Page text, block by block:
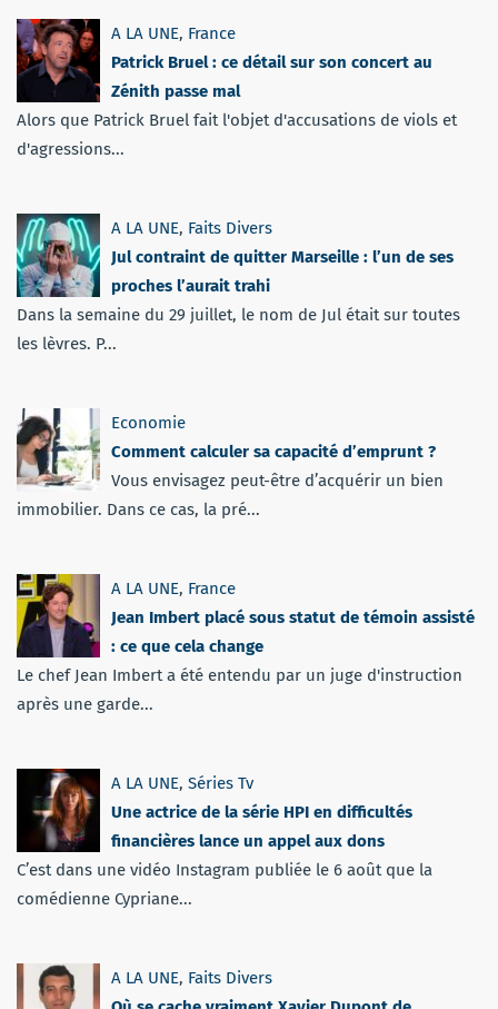
A LA UNE, France
Patrick Bruel : ce détail sur son concert au
Zénith passe mal
Alors que Patrick Bruel fait l'objet d'accusations de viols et
d'agressions...
A LA UNE, Faits Divers
Jul contraint de quitter Marseille : l’un de ses
proches l’aurait trahi
Dans la semaine du 29 juillet, le nom de Jul était sur toutes
les lèvres. P...
Economie
Comment calculer sa capacité d’emprunt ?
Vous envisagez peut-être d’acquérir un bien
immobilier. Dans ce cas, la pré...
A LA UNE, France
Jean Imbert placé sous statut de témoin assisté
: ce que cela change
Le chef Jean Imbert a été entendu par un juge d'instruction
après une garde...
A LA UNE, Séries Tv
Une actrice de la série HPI en difficultés
financières lance un appel aux dons
C’est dans une vidéo Instagram publiée le 6 août que la
comédienne Cypriane...
A LA UNE, Faits Divers